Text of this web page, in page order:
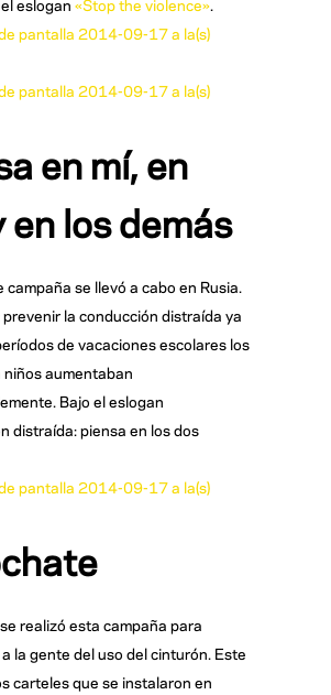
eslogan «Stop the violence».
en mí, en
los demás
campaña se llevó a cabo en Rusia.
la conducción distraída ya
de vacaciones escolares los
aumentaban
Bajo el eslogan
distraída: piensa en los dos
realizó esta campaña para
la gente del uso del cinturón. Este
carteles que se instalaron en